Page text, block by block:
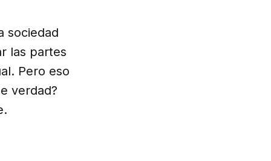
sociedad
las partes
Pero eso
verdad?